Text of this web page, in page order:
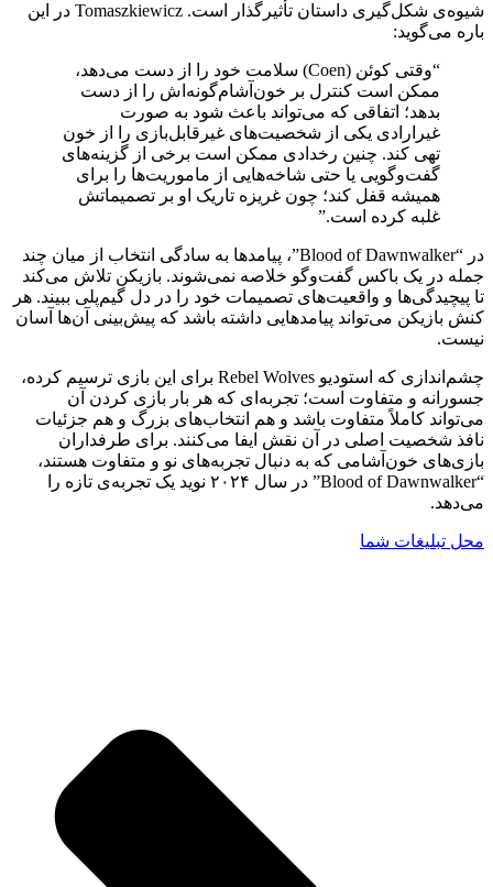
شیوه‌ی شکل‌گیری داستان تأثیرگذار است. Tomaszkiewicz در این
باره می‌گوید:
“وقتی کوئن (Coen) سلامت خود را از دست می‌دهد،
ممکن است کنترل بر خون‌آشام‌گونه‌اش را از دست
بدهد؛ اتفاقی که می‌تواند باعث شود به صورت
غیرارادی یکی از شخصیت‌های غیرقابل‌بازی را از خون
تهی کند. چنین رخدادی ممکن است برخی از گزینه‌های
گفت‌وگویی یا حتی شاخه‌هایی از ماموریت‌ها را برای
همیشه قفل کند؛ چون غریزه تاریک او بر تصمیماتش
غلبه کرده است.”
در “Blood of Dawnwalker”، پیامدها به سادگی انتخاب از میان چند
جمله در یک باکس گفت‌وگو خلاصه نمی‌شوند. بازیکن تلاش می‌کند
تا پیچیدگی‌ها و واقعیت‌های تصمیمات خود را در دل گیم‌پلی ببیند. هر
کنش بازیکن می‌تواند پیامدهایی داشته باشد که پیش‌بینی آن‌ها آسان
نیست.
چشم‌اندازی که استودیو Rebel Wolves برای این بازی ترسیم کرده،
جسورانه و متفاوت است؛ تجربه‌ای که هر بار بازی کردن آن
می‌تواند کاملاً متفاوت باشد و هم انتخاب‌های بزرگ و هم جزئیات
نافذ شخصیت اصلی در آن نقش ایفا می‌کنند. برای طرفداران
بازی‌های خون‌آشامی که به دنبال تجربه‌های نو و متفاوت هستند،
“Blood of Dawnwalker” در سال ۲۰۲۴ نوید یک تجربه‌ی تازه را
می‌دهد.
محل تبلیغات شما